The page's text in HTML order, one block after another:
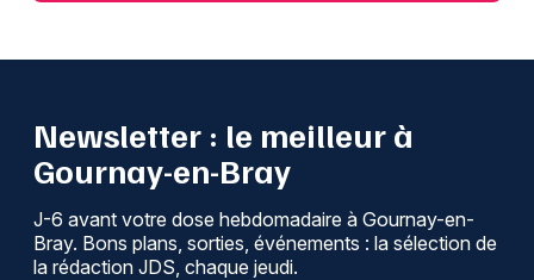
Newsletter : le meilleur à
Gournay-en-Bray
J-6 avant votre dose hebdomadaire à Gournay-en-
Bray. Bons plans, sorties, événements : la sélection de
la rédaction JDS, chaque jeudi.